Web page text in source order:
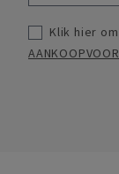
Klik hier